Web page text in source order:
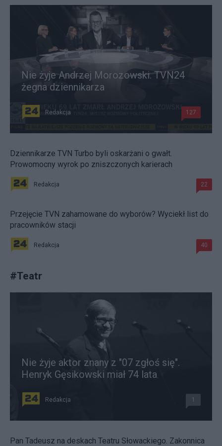
Nie żyje Andrzej Morozowski. TVN24
żegna dziennikarza
Redakcja 127
Dziennikarze TVN Turbo byli oskarżani o gwałt.
Prowomocny wyrok po zniszczonych karierach
Redakcja 22
Przejęcie TVN zahamowane do wyborów? Wyciekł list do
pracowników stacji
Redakcja 40
#Teatr
Nie żyje aktor znany z "07 zgłoś się".
Henryk Gęsikowski miał 74 lata
Redakcja 1
Pan Tadeusz na deskach Teatru Słowackiego. Zakonnica